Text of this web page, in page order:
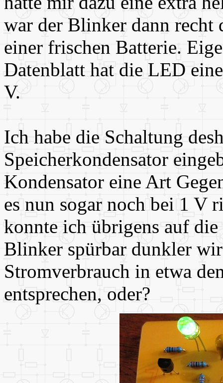
war der Blinker dann recht
einer frischen Batterie.
Datenblatt hat die LED
V.
Ich habe die Schaltung
Speicherkondensator
Kondensator eine Art
es nun sogar noch bei 1 V
konnte ich übrigens auf
Blinker spürbar dunkler
Stromverbrauch in etwa
entsprechen, oder?